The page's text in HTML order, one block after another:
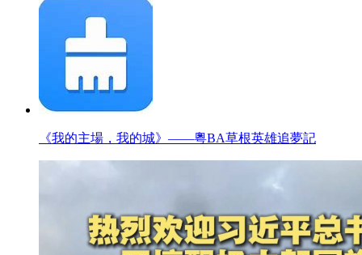
《我的主場，我的城》——粵BA草根英雄追夢記